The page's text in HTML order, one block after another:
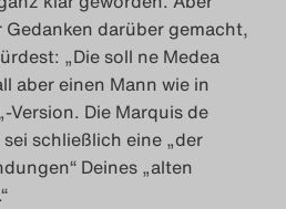
darüber gemacht,
„Die soll ne Medea
aber einen Mann wie in
Version. Die Marquis de
schließlich eine „der
Deines „alten